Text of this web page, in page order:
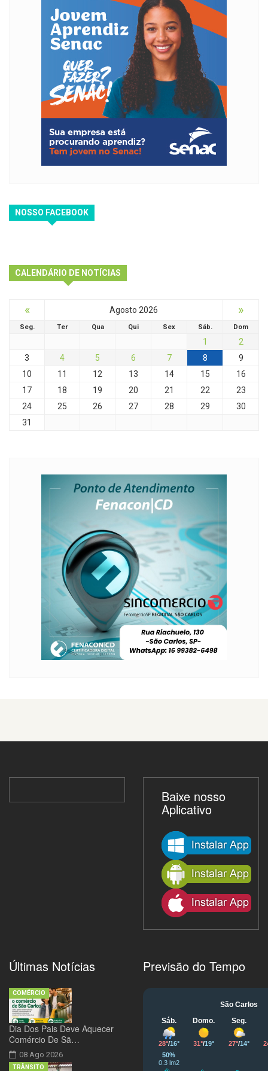
NOSSO FACEBOOK
CALENDÁRIO DE NOTÍCIAS
« Agosto 2026 »
Seg. Ter Qua Qui Sex Sáb. Dom
1
2
3
4 5 6 7 8
9
10
11 12 13 14 15
16
17
18 19 20 21 22
23
24
25 26 27 28 29
30
31
Baixe nosso
Aplicativo
Últimas Notícias
Dia Dos Pais Deve Aquecer
Comércio De Sã…
08 Ago 2026
COMÉRCIO
TRÂNSITO
Previsão do Tempo